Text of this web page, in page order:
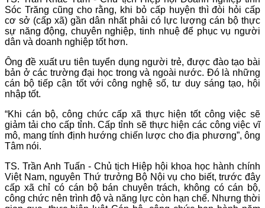
Sóc Trăng cũng cho rằng, khi bỏ cấp huyện thì đòi hỏi cấp
cơ sở (cấp xã) gần dân nhất phải có lực lượng cán bộ thực
sự năng động, chuyên nghiệp, tinh nhuệ để phục vụ người
dân và doanh nghiệp tốt hơn.
Ông đề xuất ưu tiên tuyển dụng người trẻ, được đào tạo bài
bản ở các trường đại học trong và ngoài nước. Đó là những
cán bộ tiếp cận tốt với công nghệ số, tư duy sáng tạo, hội
nhập tốt.
“Khi cán bộ, công chức cấp xã thực hiện tốt công việc sẽ
giảm tải cho cấp tỉnh. Cấp tỉnh sẽ thực hiện các công việc vĩ
mô, mang tính định hướng chiến lược cho địa phương”, ông
Tâm nói.
TS. Trần Anh Tuấn - Chủ tịch Hiệp hội khoa học hành chính
Việt Nam, nguyên Thứ trưởng Bộ Nội vụ cho biết, trước đây
cấp xã chỉ có cán bộ bán chuyên trách, không có cán bộ,
công chức nên trình độ và năng lực còn hạn chế. Nhưng thời